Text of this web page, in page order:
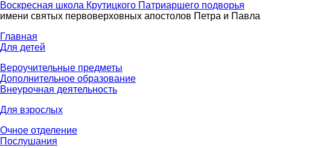
Воскресная школа Крутицкого Патриаршего подворья
имени святых первоверховных апостолов Петра и Павла
Главная
Для детей
Вероучительные предметы
Дополнительное образование
Внеурочная деятельность
Для взрослых
Очное отделение
Послушания